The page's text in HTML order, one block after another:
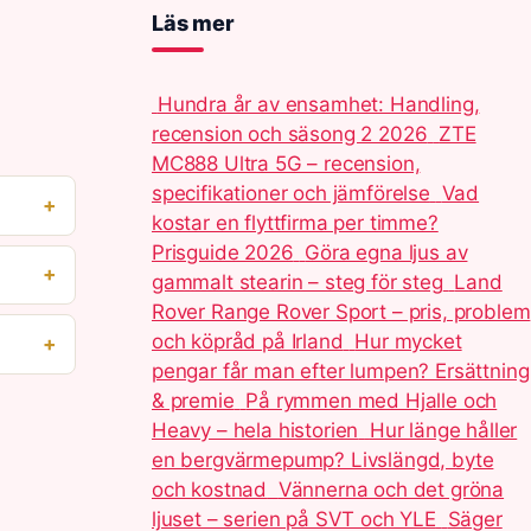
Läs mer
Hundra år av ensamhet: Handling,
recension och säsong 2 2026 ZTE
MC888 Ultra 5G – recension,
specifikationer och jämförelse Vad
kostar en flyttfirma per timme?
Prisguide 2026 Göra egna ljus av
gammalt stearin – steg för steg Land
Rover Range Rover Sport – pris, problem
och köpråd på Irland Hur mycket
pengar får man efter lumpen? Ersättning
& premie På rymmen med Hjalle och
Heavy – hela historien Hur länge håller
en bergvärmepump? Livslängd, byte
och kostnad Vännerna och det gröna
ljuset – serien på SVT och YLE Säger